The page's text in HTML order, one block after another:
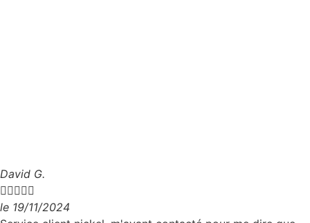
David G.

le 19/11/2024